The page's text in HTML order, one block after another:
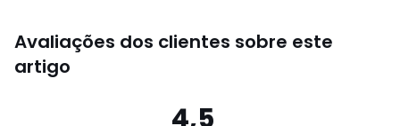
Avaliações dos clientes sobre este
artigo